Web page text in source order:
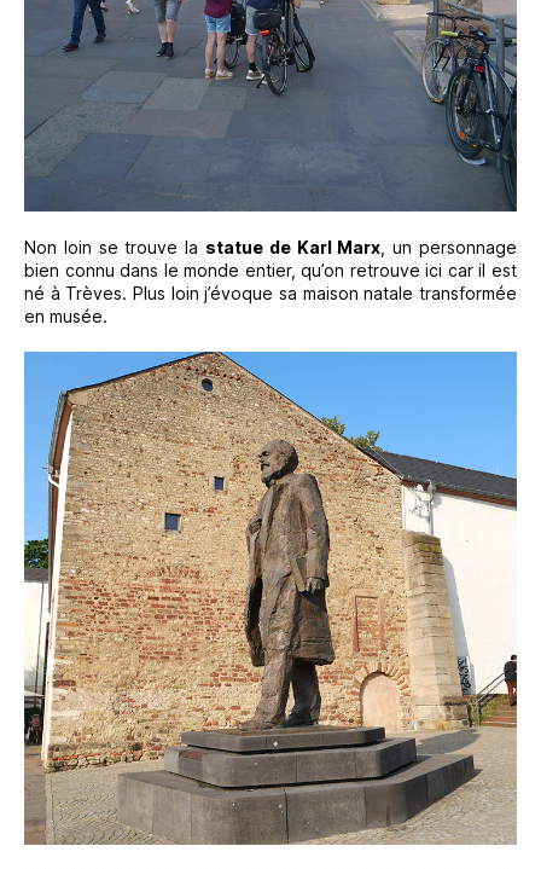
Non loin se trouve la statue de Karl Marx , un personnage
bien connu dans le monde entier, qu’on retrouve ici car il est
né à Trèves. Plus loin j’évoque sa maison natale transformée
en musée.